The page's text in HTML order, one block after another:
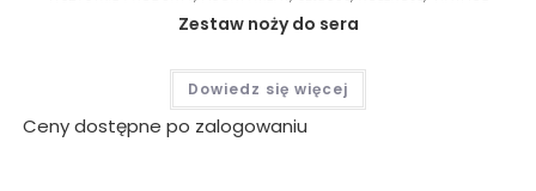
Zestaw noży do sera
Dowiedz się więcej
Ceny dostępne po zalogowaniu